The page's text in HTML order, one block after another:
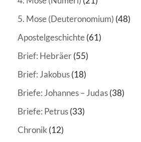
5. Mose (Deuteronomium) (48)
Apostelgeschichte(61)
Brief: Hebräer(55)
Brief: Jakobus(18)
Briefe: Johannes – Judas(38)
Briefe: Petrus(33)
Chronik (12)